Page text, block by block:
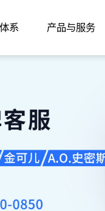
系 产品与服务